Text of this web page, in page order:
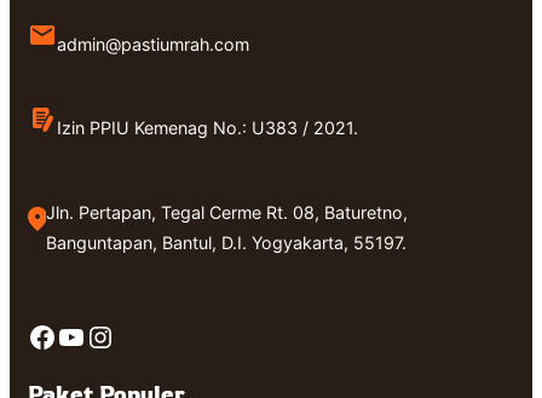
admin@pastiumrah.com
Izin PPIU Kemenag No.: U383 / 2021.
Jln. Pertapan, Tegal Cerme Rt. 08, Baturetno,
Banguntapan, Bantul, D.I. Yogyakarta, 55197.
Facebook YouTube Instagram